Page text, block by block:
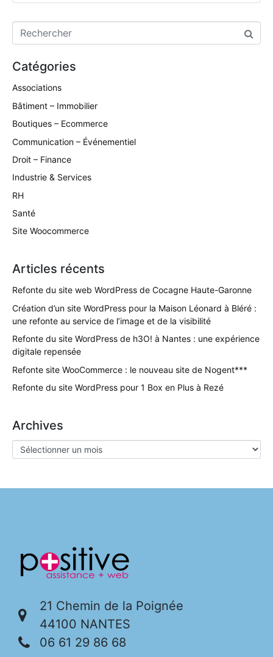
Catégories
Associations
Bâtiment – Immobilier
Boutiques – Ecommerce
Communication – Événementiel
Droit – Finance
Industrie & Services
RH
Santé
Site Woocommerce
Articles récents
Refonte du site web WordPress de Cocagne Haute-Garonne
Création d’un site WordPress pour la Maison Léonard à Bléré :
une refonte au service de l’image et de la visibilité
Refonte du site WordPress de h3O! à Nantes : une expérience
digitale repensée
Refonte site WooCommerce : le nouveau site de Nogent***
Refonte du site WordPress pour 1 Box en Plus à Rezé
Archives
21 Chemin de la Poignée
44100 NANTES
06 61 29 86 68